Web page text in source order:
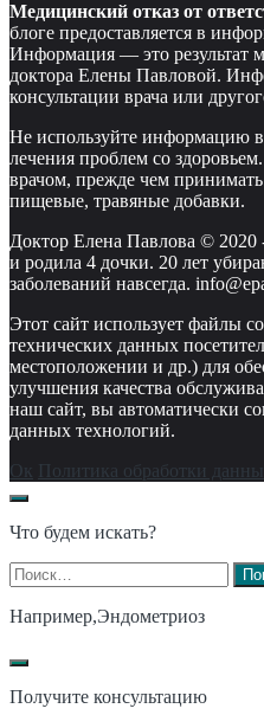
Медицинский отказ от
блоге предоставляется в
Информация — это результат
доктора Елены Павловой.
консультации врача или
Не используйте информацию
лечения проблем со
врачом, прежде чем
пищевые, травяные добавки.
Доктор Елена Павлова © 2020
и родила 4 дочки. 20 лет
заболеваний навсегда.
Этот сайт использует файлы
технических данных
местоположении и др.) для
улучшения качества
наш сайт, вы автоматически
данных технологий.
Ок Политика обработки
Что будем искать?
Найти:
Например,Эндометриоз
Получите консультацию